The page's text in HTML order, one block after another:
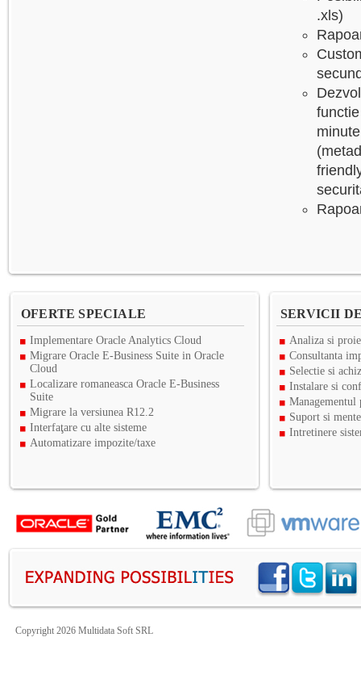
.xls)
OFERTE SPECIALE
Implementare Oracle Analytics Cloud
Migrare Oracle E-Business Suite in Oracle
Cloud
Localizare romaneasca Oracle E-Business
Suite
Migrare la versiunea R12.2
Interfaţare cu alte sisteme
Automatizare impozite/taxe
SERVICII
Analiza si
Consultanta
Selectie si
Instalare si
Managementul
Suport si
Intretinere
Copyright 2026 Multidata Soft SRL